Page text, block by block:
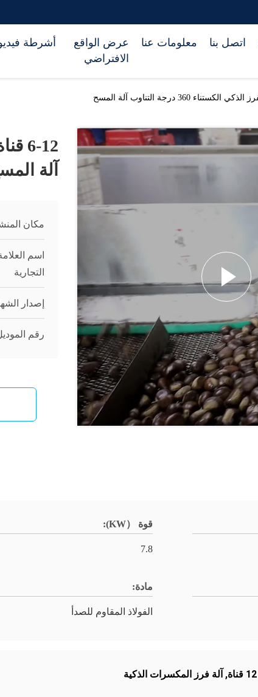
أشرطة
عرض الواقع
الافتراضي
معلومات عنا اتصل بنا
آلة
مكان
اسم
التجارية
إصدار
رقم
قوة （KW):
7.8
مادة:
الفولاذ المقاوم للصدأ
, آلة فرز المكسرات الذكية